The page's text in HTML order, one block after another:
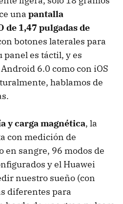
una pantalla
de 1,47 pulgadas de
botones laterales para
es táctil, y es
6.0 como con iOS
hablamos de
y carga magnética, la
con medición de
en sangre, 96 modos de
y el Huawei
nuestro sueño (con
diferentes para